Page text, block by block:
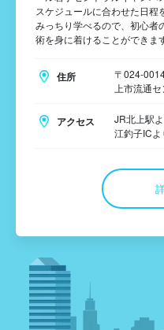
スケジュールに合わせた日
みっちり学べるので、初心者
術を身に着けることができます
住所
〒024-
上市流通
アクセス
JR北上駅
江釣子ICよ